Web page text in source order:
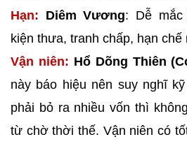
Hạn: Diêm Vương: Dễ mắc
kiện thưa, tranh chấp, hạn chế
Vận niên: Hổ Dõng Thiên
này báo hiệu nên suy nghĩ
phải bỏ ra nhiều vốn thì
từ chờ thời thế. Vận niên có